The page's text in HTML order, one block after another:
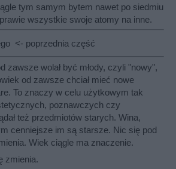
tym samym bytem nawet po siedmiu
wszystkie swoje atomy na inne.
<- poprzednia część
zawsze wolał być młody, czyli "nowy",
od zawsze chciał mieć nowe
To znaczy w celu użytkowym tak
poznawczych czy
też przedmiotów starych. Wina,
cenniejsze im są starsze. Nic się pod
Wiek ciągle ma znaczenie.
zmienia.